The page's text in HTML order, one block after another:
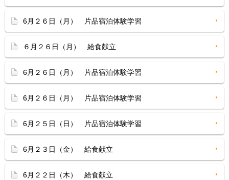
6月２６日（月） 片品宿泊体験学習
６月２６日（月） 給食献立
6月２６日（月） 片品宿泊体験学習
6月２６日（月） 片品宿泊体験学習
6月２５日（日） 片品宿泊体験学習
6月２３日（金） 給食献立
6月２２日（木） 給食献立